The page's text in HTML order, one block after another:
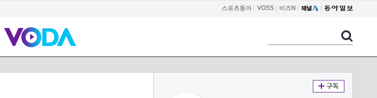
스포츠동아 VOSS 비즈N
룡 워킹´
02:44
승재, 무차별 질문 ˝어디 아
파요?˝
고지용, 승재와 진찰 놀이